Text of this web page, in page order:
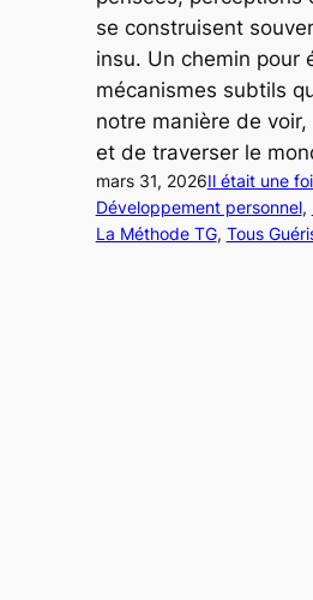
se construisent
insu. Un chemin pour
mécanismes subtils
notre manière de
et de traverser le
mars 31, 2026Il était une
Développement personnel,
La Méthode TG, Tous